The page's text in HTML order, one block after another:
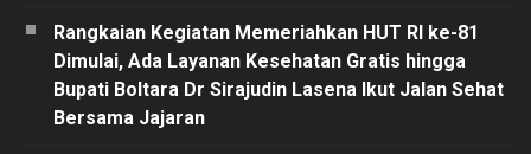
Rangkaian Kegiatan Memeriahkan HUT RI ke-81
Dimulai, Ada Layanan Kesehatan Gratis hingga
Bupati Boltara Dr Sirajudin Lasena Ikut Jalan Sehat
Bersama Jajaran